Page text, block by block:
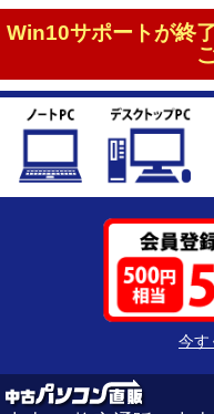
Win10サポートが終
今す